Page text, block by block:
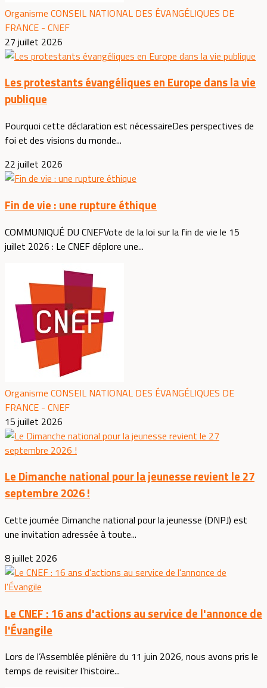
Organisme CONSEIL NATIONAL DES ÉVANGÉLIQUES DE
FRANCE - CNEF
27 juillet 2026
Les protestants évangéliques en Europe dans la vie
publique
Pourquoi cette déclaration est nécessaireDes perspectives de
foi et des visions du monde...
22 juillet 2026
Fin de vie : une rupture éthique
COMMUNIQUÉ DU CNEFVote de la loi sur la fin de vie le 15
juillet 2026 : Le CNEF déplore une...
Organisme CONSEIL NATIONAL DES ÉVANGÉLIQUES DE
FRANCE - CNEF
15 juillet 2026
Le Dimanche national pour la jeunesse revient le 27
septembre 2026 !
Cette journée Dimanche national pour la jeunesse (DNPJ) est
une invitation adressée à toute...
8 juillet 2026
Le CNEF : 16 ans d'actions au service de l'annonce de
l'Évangile
Lors de l’Assemblée plénière du 11 juin 2026, nous avons pris le
temps de revisiter l’histoire...